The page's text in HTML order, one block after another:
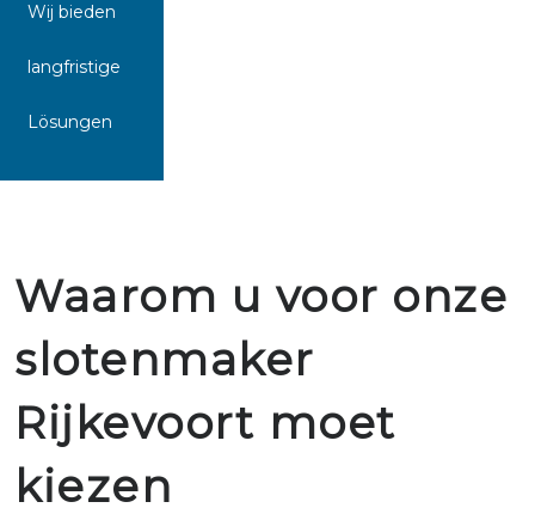
Wij bieden
langfristige
Lösungen
Waarom u voor onze
slotenmaker
Rijkevoort moet
kiezen